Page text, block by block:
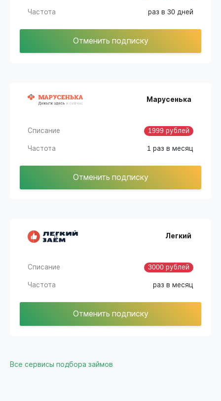
Частота раз в 30 дней
Отменить подписку
Марусенька
Списание 1999 рублей
Частота 1 раз в месяц
Отменить подписку
Легкий
Списание 3000 рублей
Частота раз в месяц
Отменить подписку
Все сервисы подбора займов